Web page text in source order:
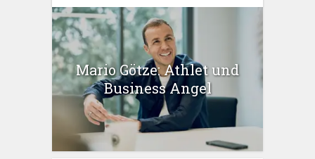
Mario Götze: Athlet und
Business Angel